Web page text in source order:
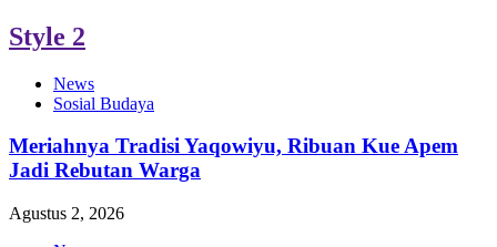
Style 2
News
Sosial Budaya
Meriahnya Tradisi Yaqowiyu, Ribuan Kue Apem
Jadi Rebutan Warga
Agustus 2, 2026